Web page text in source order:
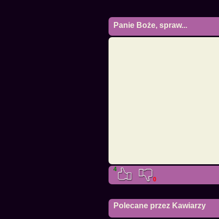
Panie Boże, spraw...
4
0
Polecane przez Kawiarzy